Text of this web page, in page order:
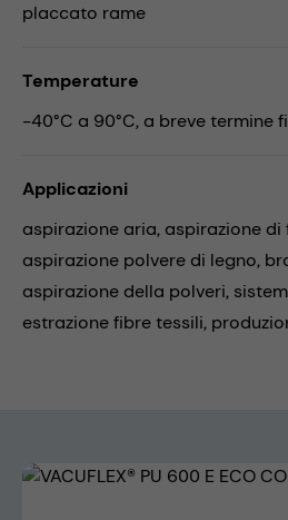
placcato rame
Temperature
-40°C a 90°C, a breve termine
Applicazioni
aspirazione aria, aspirazione di
aspirazione polvere di legno,
aspirazione della polveri,
estrazione fibre tessili,
Skip image gallery